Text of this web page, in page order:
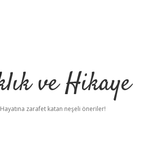
ve Hikaye
Hayatına zarafet katan neşeli öneriler!